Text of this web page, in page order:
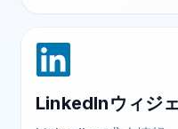
LinkedInウィジ